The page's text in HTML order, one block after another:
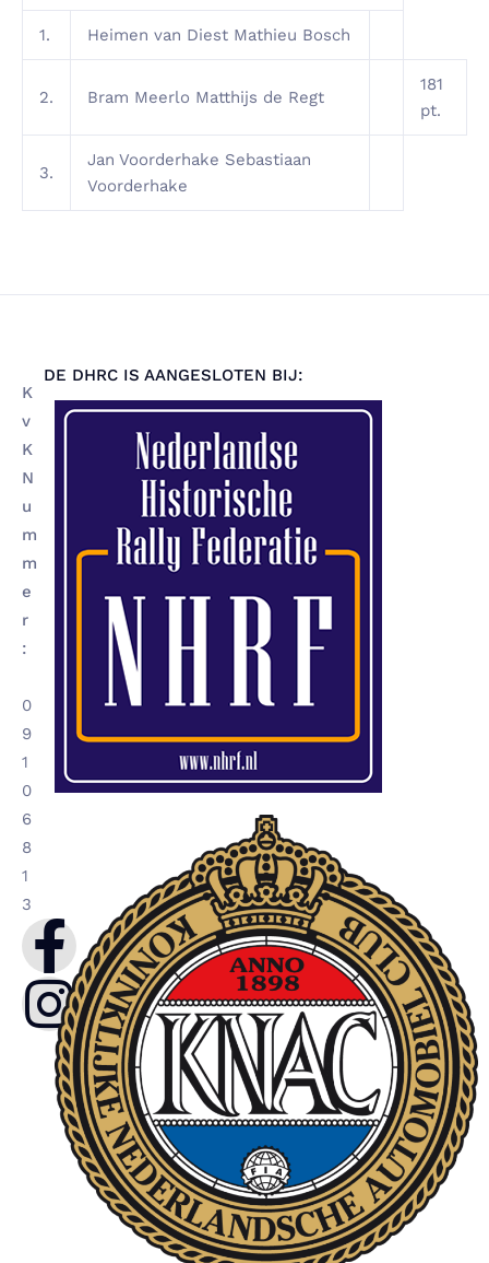
1. Heimen van Diest Mathieu Bosch
2. Bram Meerlo Matthijs de Regt
181
pt.
3.
Jan Voorderhake Sebastiaan
Voorderhake
K
v
K
N
u
m
m
e
r
:
0
9
1
0
6
8
1
3
DE DHRC IS AANGESLOTEN BIJ: